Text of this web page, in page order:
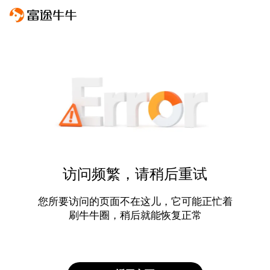
访问频繁，请稍后重试
您所要访问的页面不在这儿，它可能正忙着
刷牛牛圈，稍后就能恢复正常